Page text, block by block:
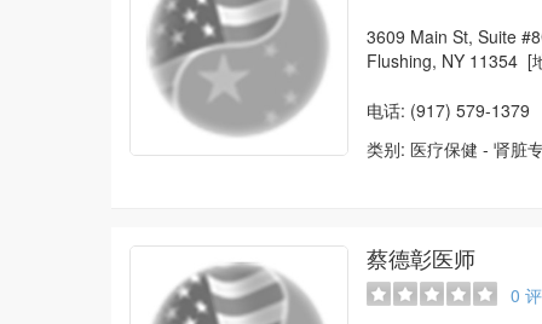
3609 Main St, Suite
Flushing, NY 11354 [
电话: (917) 579-1379
类别: 医疗保健 - 肾脏
蔡德彰医师
0